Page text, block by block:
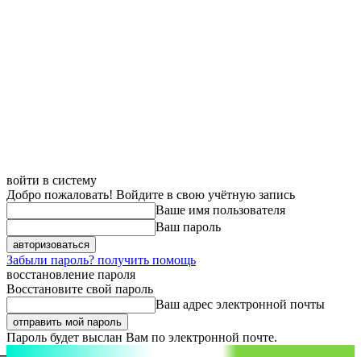
войти в систему
Добро пожаловать! Войдите в свою учётную запись
Ваше имя пользователя
Ваш пароль
Забыли пароль? получить помощь
восстановление пароля
Восстановите свой пароль
Ваш адрес электронной почты
Пароль будет выслан Вам по электронной почте.